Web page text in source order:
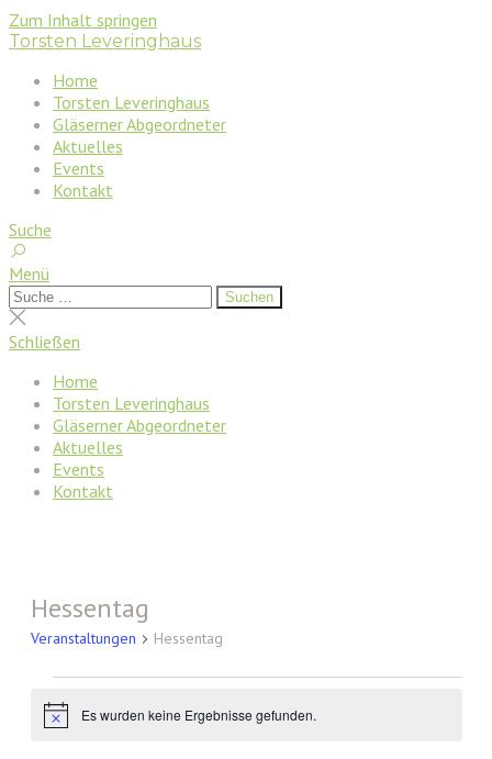
Zum Inhalt springen
Torsten Leveringhaus
Home
Torsten Leveringhaus
Gläserner Abgeordneter
Aktuelles
Events
Kontakt
Suche
Menü
Suchen
nach:
Suchen
Suche
schließen
Schließen
Home
Torsten Leveringhaus
Gläserner Abgeordneter
Aktuelles
Events
Kontakt
Hessentag
Veranstaltungen Hessentag
HinweisEs wurden keine Ergebnisse gefunden.